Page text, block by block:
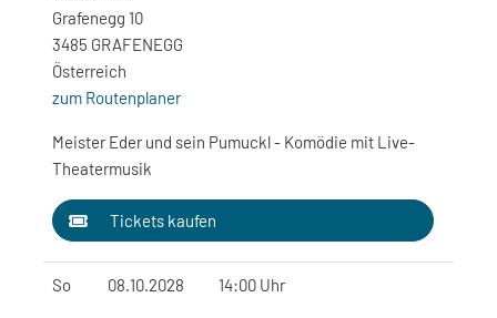
Grafenegg 10
3485 GRAFENEGG
Österreich
zum Routenplaner
Meister Eder und sein Pumuckl - Komödie mit Live-
Theatermusik
Tickets kaufen
So 08.10.2028 14:00 Uhr